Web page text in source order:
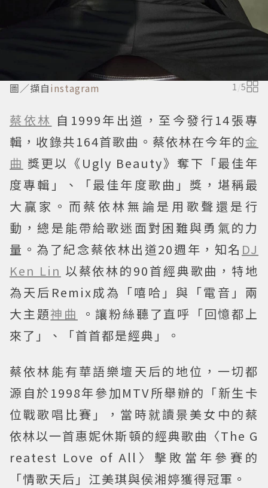
圖／擷自instagram 1/5
蔡依林 自1999年出道，至今發行14張專
輯，收錄共164首歌曲。蔡依林在今年的金
曲 獎更以《Ugly Beauty》奪下「最佳年
度專輯」、「最佳年度歌曲」獎，堪稱最
大贏家。而蔡依林無論是用歌聲還是行
動，總是能帶給歌迷面對困難與勇氣的力
量。為了紀念蔡依林出道20週年，知名 DJ
Ken Lin 以蔡依林的90首經典歌曲，特地
為天后Remix成為「嘻哈」與「電音」兩
大主題神曲
。讓粉絲聽了直呼「回憶都上
來了」、「首首都是經典」。
蔡依林能有華語樂壇天后的地位，一切都
源自於1998年參加MTV所舉辦的「新生卡
位戰歌唱比賽」，當時就讀景美女中的蔡
依林以一首惠妮休斯頓的經典歌曲〈The G
reatest Love of All〉擊敗當年參賽的
「情歌天后」江美琪與侯湘婷獲得冠軍。